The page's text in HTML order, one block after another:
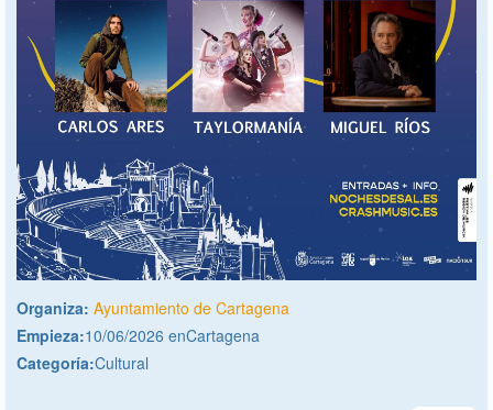
Organiza: Ayuntamiento de Cartagena
Empieza:10/06/2026 enCartagena
Categoría:Cultural